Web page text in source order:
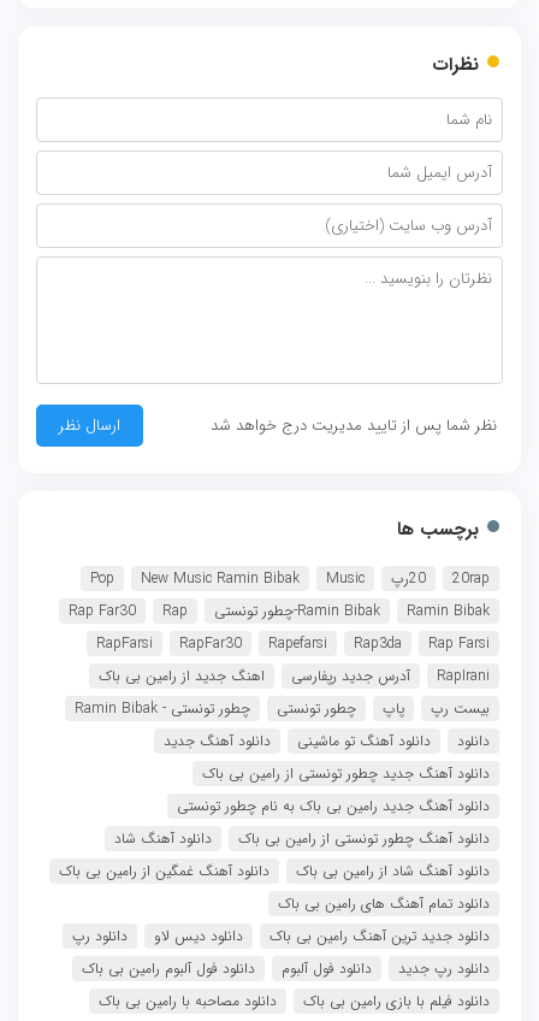
نظرات
نظر شما پس از تایید مدیریت درج خواهد شد
برچسب ها
20rap 20رپ Music
New Music Ramin Bibak
Pop
Ramin Bibak
Ramin Bibak-چطور تونستی Rap
Rap Far30
Rap Farsi
Rap3da
Rapefarsi
RapFar30
RapFarsi
RapIrani
آدرس جدید رپفارسی
اهنگ جدید از رامین بی باک
بیست رپ
پاپ چطور تونستی
چطور تونستی - Ramin Bibak
دانلود
دانلود آهنگ تو ماشینی
دانلود آهنگ جدید
دانلود آهنگ جدید چطور تونستی از رامین بی باک
دانلود آهنگ جدید رامین بی باک به نام چطور تونستی
دانلود آهنگ چطور تونستی از رامین بی باک
دانلود آهنگ شاد
دانلود آهنگ شاد از رامین بی باک
دانلود آهنگ غمگین از رامین بی باک
دانلود تمام آهنگ های رامین بی باک
دانلود جدید ترین آهنگ رامین بی باک
دانلود دیس لاو
دانلود رپ
دانلود رپ جدید
دانلود فول آلبوم
دانلود فول آلبوم رامین بی باک
دانلود فیلم با بازی رامین بی باک
دانلود مصاحبه با رامین بی باک